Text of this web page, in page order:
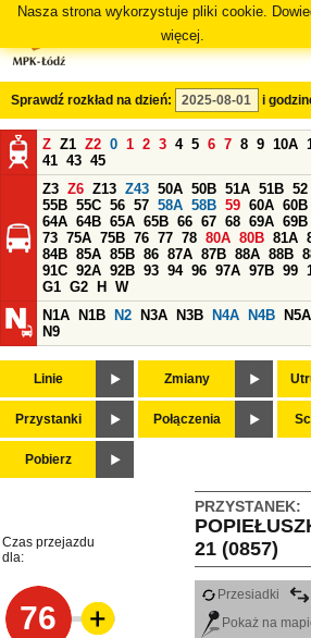
Nasza strona wykorzystuje pliki cookie.
więcej.
Sprawdź rozkład na dzień: i
Z Z1 Z2 0 1 2 3 4 5 6 7 8 9 10A
41 43 45
Z3 Z6 Z13 Z43 50A 50B 51A 51B 52
55B 55C 56 57 58A 58B 59 60A 60B
64A 64B 65A 65B 66 67 68 69A 69B
73 75A 75B 76 77 78 80A 80B 81A
84B 85A 85B 86 87A 87B 88A 88B
91C 92A 92B 93 94 96 97A 97B 99
G1 G2 H
W
N1A
N1B N2 N3A N3B N4A N4B N5A
N9
Linie Zmiany
Przystanki Połączenia
Pobierz
PRZYSTANEK:
21 (0857)
Czas przejazdu
dla:
76
Przesiadki
Pokaż na